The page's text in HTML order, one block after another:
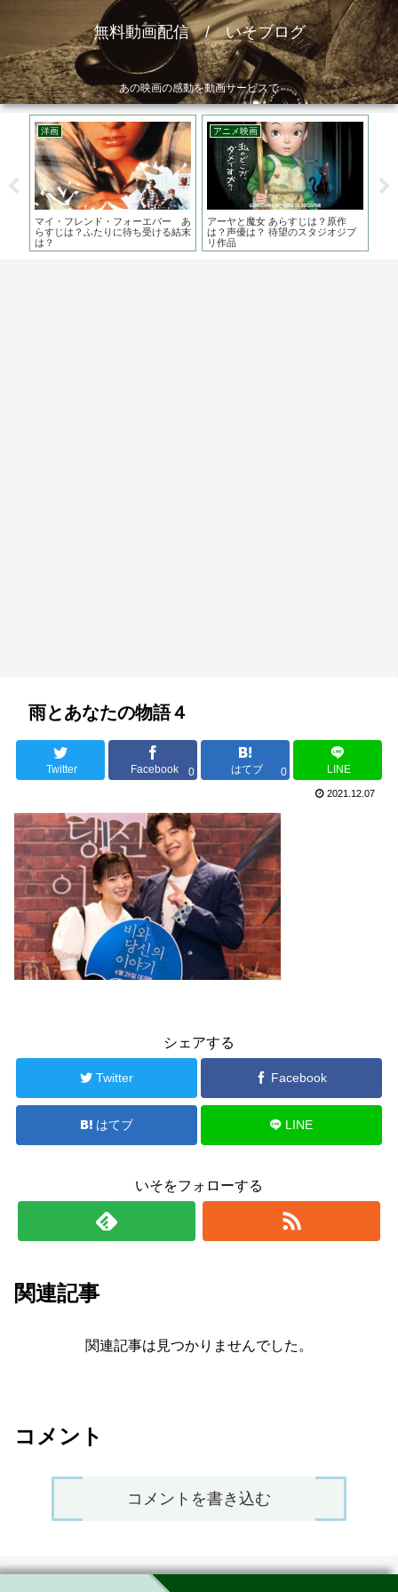
無料動画配信 / いそブログ
あの映画の感動を動画サービスで
洋画
マイ・フレンド・フォーエバー あ
らすじは？ふたりに待ち受ける結末
は？
アニメ映画
アーヤと魔女 あらすじは？原作
は？声優は？ 待望のスタジオジブ
リ作品
雨とあなたの物語４
Twitter Facebook 0 はてブ 0 LINE
2021.12.07
シェアする
Twitter Facebook
はてブ LINE
いそをフォローする
関連記事
関連記事は見つかりませんでした。
コメント
コメントを書き込む